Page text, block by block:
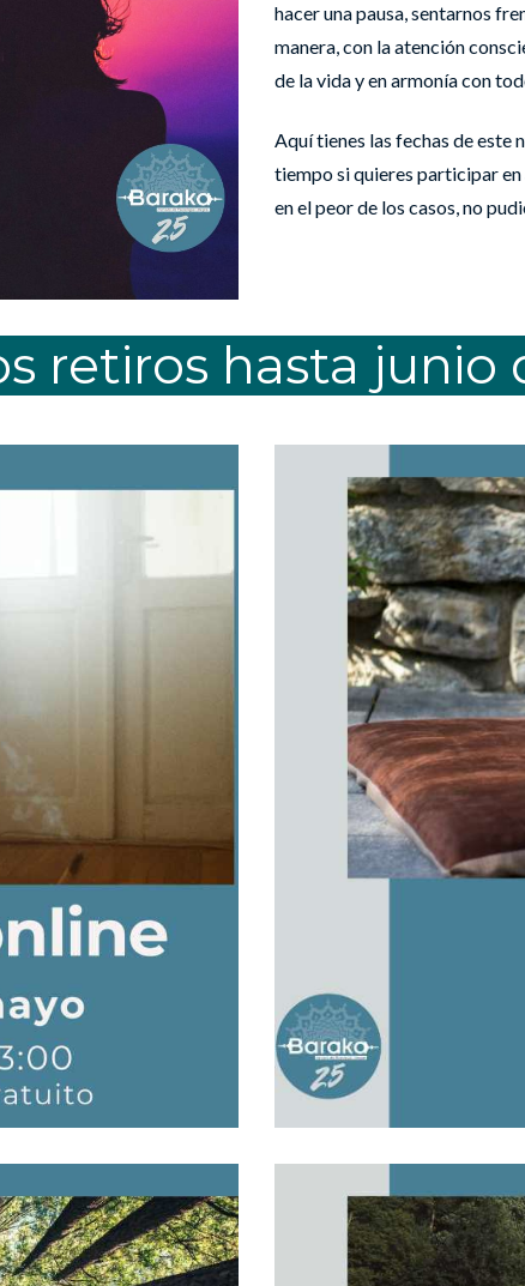
hacer una pausa, sentarnos
manera, con la atención
de la vida y en armonía con
Aquí tienes las fechas de este
tiempo si quieres participar en
en el peor de los casos, no
retiros hasta junio